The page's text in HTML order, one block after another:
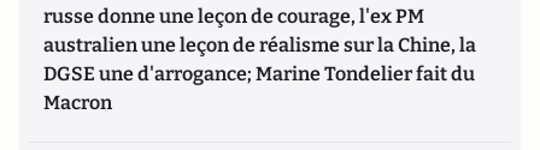
russe donne une leçon de courage, l'ex PM
australien une leçon de réalisme sur la Chine, la
DGSE une d'arrogance; Marine Tondelier fait du
Macron